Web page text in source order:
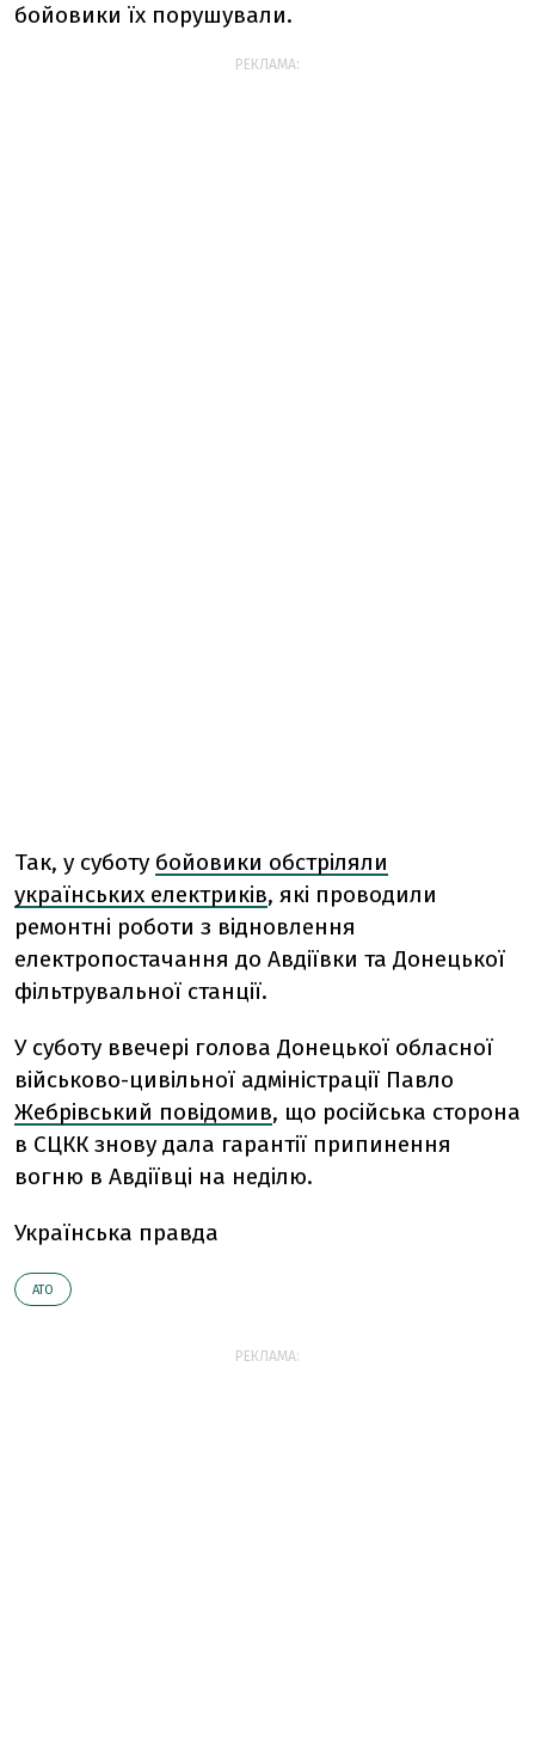
бойовики їх порушували.
РЕКЛАМА:
Так, у суботу бойовики обстріляли
українських електриків, які проводили
ремонтні роботи з відновлення
електропостачання до Авдіївки та Донецької
фільтрувальної станції.
У суботу ввечері голова Донецької обласної
військово-цивільної адміністрації Павло
Жебрівський повідомив, що російська сторона
в СЦКК знову дала гарантії припинення
вогню в Авдіївці на неділю.
Українська правда
АТО
РЕКЛАМА: